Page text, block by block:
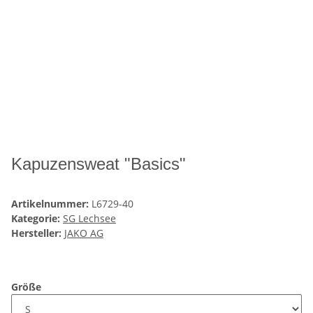
Kapuzensweat "Basics"
Artikelnummer: L6729-40
Kategorie: SG Lechsee
Hersteller: JAKO AG
Größe